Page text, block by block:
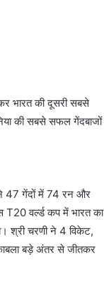
भारत की दूसरी सबसे
की सबसे सफल गेंदबाजों
ने 47 गेंदों में 74 रन और
T20 वर्ल्ड कप में भारत का
श्री चरणी ने 4 विकेट,
बड़े अंतर से जीतकर